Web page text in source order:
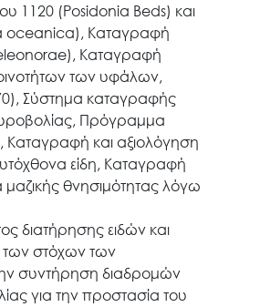
1120 (Posidonia Beds) και
oceanica), Καταγραφή
Καταγραφή
των υφάλων,
Σύστημα καταγραφής
Πρόγραμμα
Καταγραφή και αξιολόγηση
είδη, Καταγραφή
θνησιμότητας λόγω
διατήρησης ειδών και
των στόχων των
συντήρηση διαδρομών
για την προστασία του